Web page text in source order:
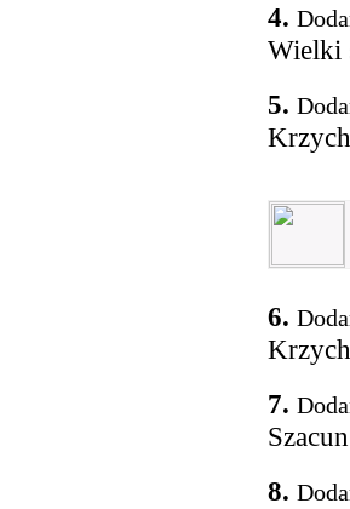
4.
Wielki
5.
6.
7.
8.